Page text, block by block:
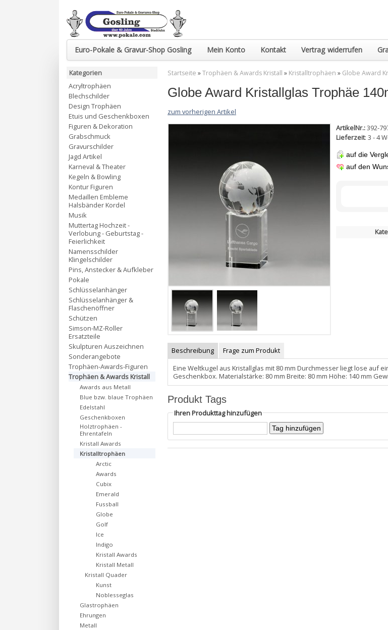
Euro-Pokale & Gravur-Shop Gosling Mein Konto Kontakt Vertrag widerrufen
Startseite »Trophäen & Awards Kristall » Kristalltrophäen » Globe Award
Globe Award Kristallglas Trophäe
zum vorherigen Artikel
ArtikelNr.:392-
Lieferzeit: 3 - 4
auf die
auf den
Beschreibung
Frage zum Produkt
Eine Weltkugel aus Kristallglas mit 80 mm Durchmesser liegt lose auf
Geschenkbox. Materialstärke: 80 mm Breite: 80 mm Höhe: 140 mm
Produkt Tags
Ihren Produkttag hinzufügen
Kategorien
Acryltrophäen
Blechschilder
Design Trophäen
Etuis und Geschenkboxen
Figuren & Dekoration
Grabschmuck
Gravurschilder
Jagd Artikel
Karneval & Theater
Kegeln & Bowling
Kontur Figuren
Medaillen Embleme
Halsbänder Kordel
Musik
Muttertag Hochzeit -
Verlobung - Geburtstag -
Feierlichkeit
Namensschilder
Klingelschilder
Pins, Anstecker & Aufkleber
Pokale
Schlüsselanhänger
Schlüsselanhänger &
Flaschenöffner
Schützen
Simson-MZ-Roller
Ersatzteile
Skulpturen Auszeichnen
Sonderangebote
Trophäen-Awards-Figuren
Trophäen & Awards Kristall
Awards aus Metall
Blue bzw. blaue Trophäen
Edelstahl
Geschenkboxen
Holztrophäen -
Ehrentafeln
Kristall Awards
Kristalltrophäen
Arctic
Awards
Cubix
Emerald
Fussball
Globe
Golf
Ice
Indigo
Kristall Awards
Kristall Metall
Kristall Quader
Kunst
Noblesseglas
Glastrophäen
Ehrungen
Metall